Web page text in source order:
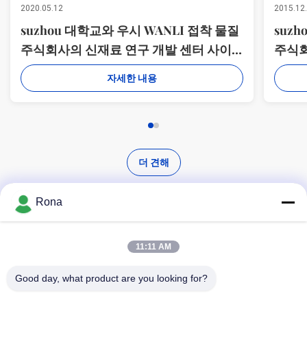
2020.05.12
suzhou 대학교와 우시 WANLI 접착 물질
주식회사의 신재료 연구 개발 센터 사이
의 서명과 공개 행사.
자세한 내용
주식
의 서
더 견해
고품질 의 제품 을 찾아라
Rona
11:11 AM
Good day, what product are you looking for?